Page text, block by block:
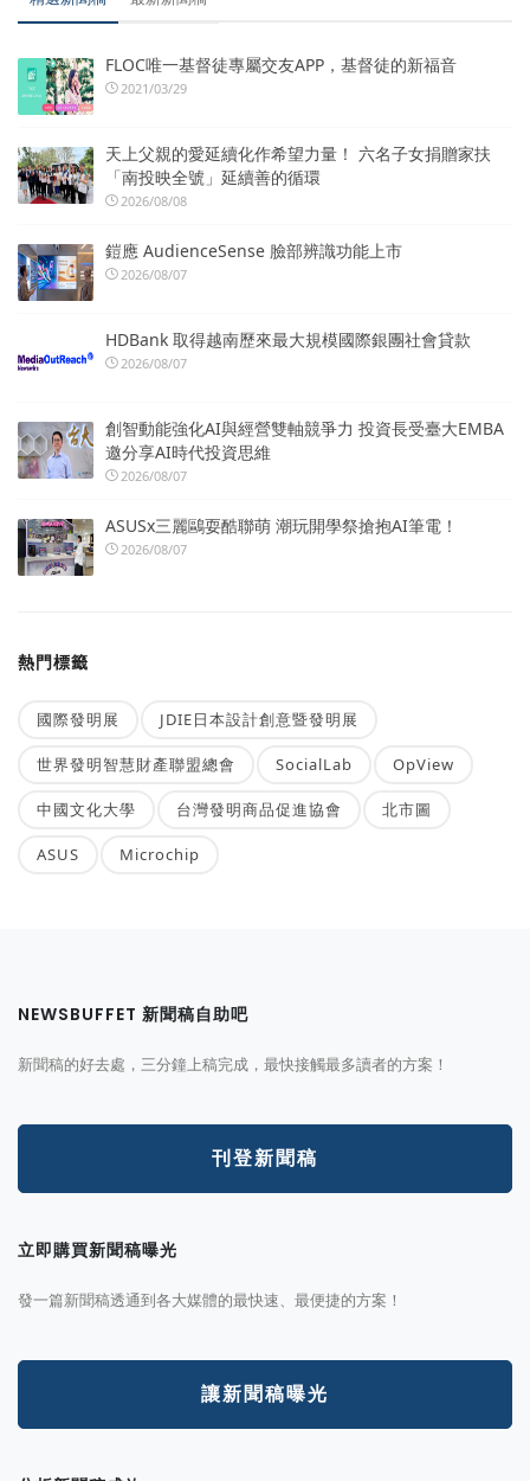
FLOC唯一基督徒專屬交友APP，基督徒的新福音
2021/03/29
天上父親的愛延續化作希望力量！ 六名子女捐贈家扶
「南投映全號」延續善的循環
2026/08/08
鎧應 AudienceSense 臉部辨識功能上市
2026/08/07
HDBank 取得越南歷來最大規模國際銀團社會貸款
2026/08/07
創智動能強化AI與經營雙軸競爭力 投資長受臺大EMBA
邀分享AI時代投資思維
2026/08/07
ASUSx三麗鷗耍酷聯萌 潮玩開學祭搶抱AI筆電！
2026/08/07
熱門標籤
國際發明展 JDIE日本設計創意暨發明展
世界發明智慧財產聯盟總會 SocialLab OpView
中國文化大學 台灣發明商品促進協會 北市圖
ASUS Microchip
NEWSBUFFET 新聞稿自助吧
新聞稿的好去處，三分鐘上稿完成，最快接觸最多讀者的方案！
刊登新聞稿
立即購買新聞稿曝光
發一篇新聞稿透通到各大媒體的最快速、最便捷的方案！
讓新聞稿曝光